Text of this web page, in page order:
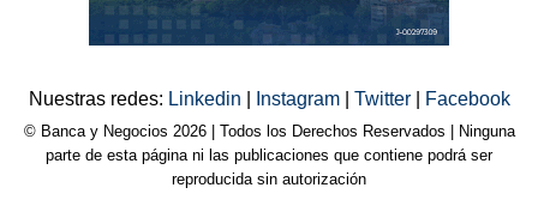
Nuestras redes: Linkedin Instagram Twitter Facebook
© Banca y Negocios 2026 | Todos los Derechos Reservados | Ninguna
parte de esta página ni las publicaciones que contiene podrá ser
reproducida sin autorización